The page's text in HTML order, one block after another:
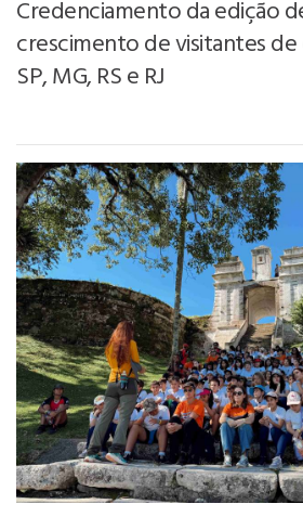
Credenciamento da edição
crescimento de visitantes
SP, MG, RS e RJ